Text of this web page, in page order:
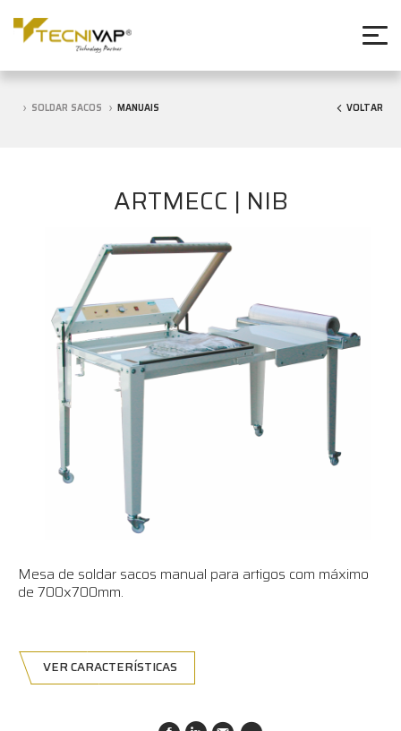
SOLDAR SACOS MANUAIS VOLTAR
ARTMECC | NIB
Mesa de soldar sacos manual para artigos com máximo
de 700x700mm.
VER CARACTERÍSTICAS